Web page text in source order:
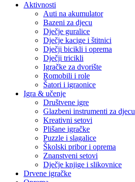
Aktivnosti
Auti na akumulator
Bazeni za djecu
Dječje guralice
Dječje kacige i štitnici
Dječji bicikli i oprema
Dječji tricikli
Igračke za dvorište
Romobili i role
Šatori i igraonice
Igra & učenje
Društvene igre
Glazbeni instrumenti za djecu
Kreativni setovi
Plišane igračke
Puzzle i slagalice
Školski pribor i oprema
Znanstveni setovi
Dječje knjige i slikovnice
Drvene igračke